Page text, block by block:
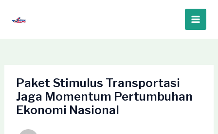
Main
Paket Stimulus Transportasi
Jaga Momentum Pertumbuhan
Ekonomi Nasional